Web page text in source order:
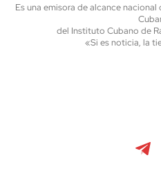
Es una emisora de alcance
del Instituto Cubano de
«Si es noticia, la